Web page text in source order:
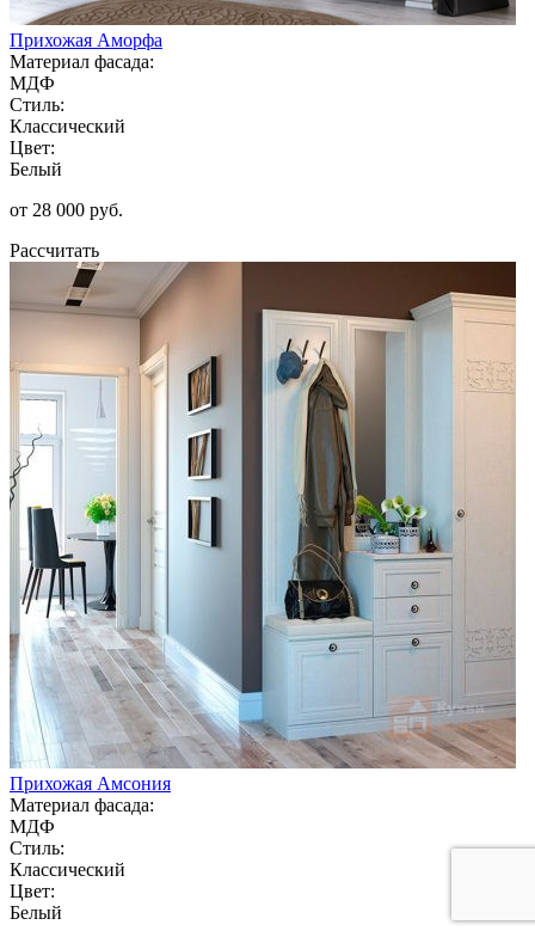
Прихожая Аморфа
Материал фасада:
МДФ
Стиль:
Классический
Цвет:
Белый
от 28 000 руб.
Рассчитать
Прихожая Амсония
Материал фасада:
МДФ
Стиль:
Классический
Цвет:
Белый